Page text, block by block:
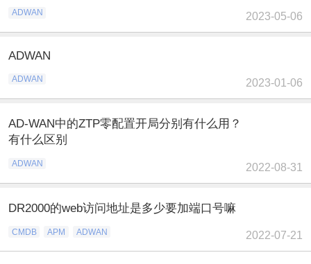
ADWAN 2023-05-06
ADWAN
ADWAN 2023-01-06
AD-WAN中的ZTP零配置开局分别有什么用？
有什么区别
ADWAN 2022-08-31
DR2000的web访问地址是多少要加端口号嘛
CMDB APM ADWAN 2022-07-21